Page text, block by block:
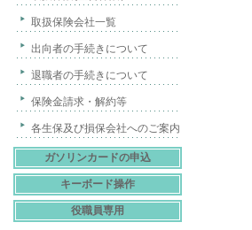
取扱保険会社一覧
出向者の手続きについて
退職者の手続きについて
保険金請求・解約等
各生保及び損保会社へのご案内
ガソリンカードの申込
キーボード操作
役職員専用